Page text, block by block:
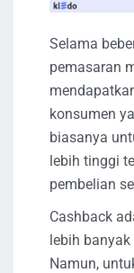
Selama
pemasaran
konsumen
biasanya
lebih tinggi
pembelian
Cashback
lebih
Namun,